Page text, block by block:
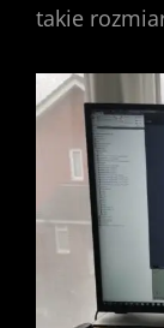
takie